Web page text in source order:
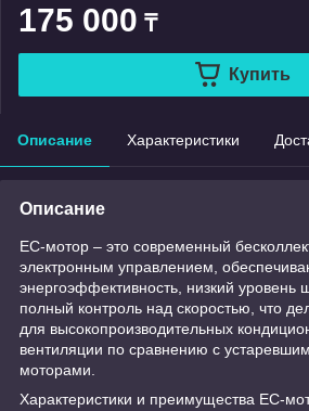
175 000 ₸
Купить
Описание Характеристики
Описание
ЕС-мотор – это современный
электронным управлением,
энергоэффективность, низкий уровень
полный контроль над скоростью, что
для высокопроизводительных
вентиляции по сравнению с
моторами.
Характеристики и преимущества ЕС-